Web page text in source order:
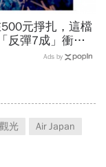
元掙扎，這檔
反彈7成」衝千
人喊到1430元，
Ads by
光 Air Japan